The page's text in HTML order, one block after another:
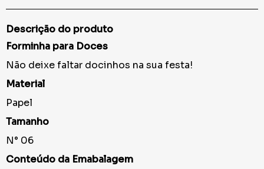
Descrição do produto
Forminha para Doces
Não deixe faltar docinhos na sua festa!
Material
Papel
Tamanho
N° 06
Conteúdo da Emabalagem